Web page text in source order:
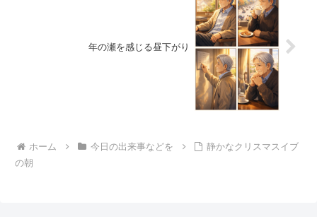
年の瀬を感じる昼下がり
ホーム 今日の出来事などを
静かなクリスマスイブ
の朝